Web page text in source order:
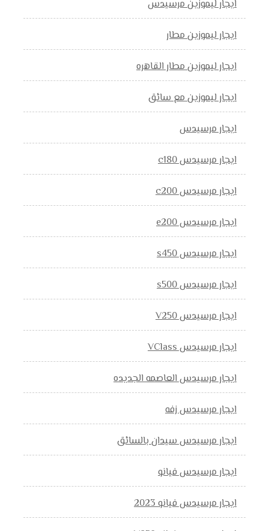
ايجار ليموزين مرسيدس
ايجار ليموزين مطار
ايجار ليموزين مطار القاهره
ايجار ليموزين مع سائق
ايجار مرسيدس
ايجار مرسيدس c180
ايجار مرسيدس c200
ايجار مرسيدس e200
ايجار مرسيدس s450
ايجار مرسيدس s500
ايجار مرسيدس V250
ايجار مرسيدس VClass
ايجار مرسيدس العاصمه الجديده
ايجار مرسيدس زفه
ايجار مرسيدس سيدان بالسائق
ايجار مرسيدس فيانو
ايجار مرسيدس فيانو 2023